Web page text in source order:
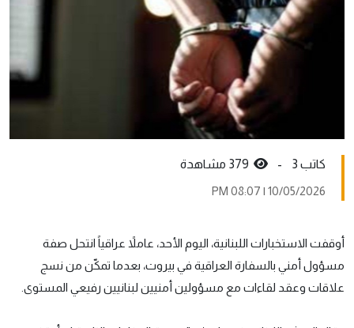
كاتب 3 -
10/05/2026 | 08:07 PM
أوقفت الاستخبارات اللبنانية، اليوم الأحد، عاملاً عراقياً انتحل صفة
مسؤول أمني بالسفارة العراقية في بيروت، بعدما تمكّن من نسج
علاقات وعقد لقاءات مع مسؤولين أمنيين لبنانيين رفيعي المستوى.